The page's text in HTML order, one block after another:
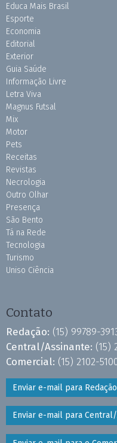
Educa Mais Brasil
Esporte
Economia
Editorial
Exterior
Guia Saúde
Informação Livre
Letra Viva
Magnus Futsal
Mix
Motor
Pets
Receitas
Revistas
Necrologia
Outro Olhar
Presença
São Bento
Tá na Rede
Tecnologia
Turismo
Uniso Ciência
Contato
Redação: (15) 99789-
Central/Assinante: (15)
Comercial: (15) 2102-
Enviar e-mail para Redação
Enviar e-mail para